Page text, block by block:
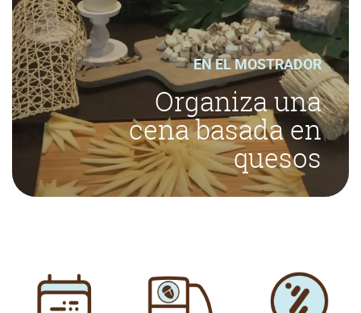
EN EL MOSTRADOR
Organiza una
cena basada en
quesos